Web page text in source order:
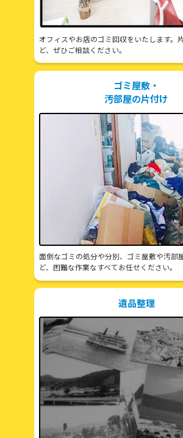
オフィスやお店のゴミ回収をいたします。
ど、ぜひご相談ください。
ゴミ屋敷・
汚部屋の片付け
面倒なゴミの処分や分別、ゴミ屋敷や汚部
ど、困難な作業なすべてお任せください。
遺品整理